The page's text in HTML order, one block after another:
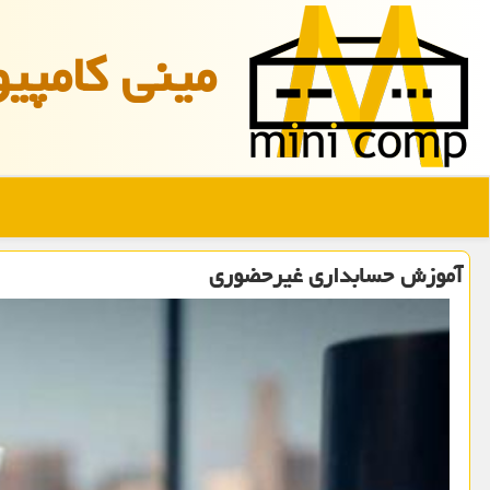
مینی
آموزش حسابداری غیرحضوری